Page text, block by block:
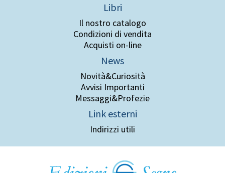
Libri
Il nostro catalogo
Condizioni di vendita
Acquisti on-line
News
Novità&Curiosità
Avvisi Importanti
Messaggi&Profezie
Link esterni
Indirizzi utili